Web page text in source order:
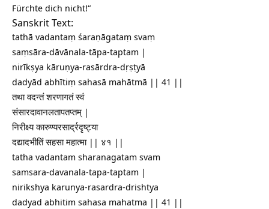
Fürchte dich nicht!“
Sanskrit Text:
tathā vadantaṃ śaraṇāgataṃ svaṃ
saṃsāra-dāvānala-tāpa-taptam |
nirīkṣya kāruṇya-rasārdra-dṛṣṭyā
dadyād abhītiṃ sahasā mahātmā || 41 ||
तथा वदन्तं शरणागतं स्वं
संसारदावानलतापतप्तम् |
निरीक्ष्य कारुण्यरसार्द्रदृष्ट्या
दद्यादभीतिं सहसा महात्मा || ४१ ||
tatha vadantam sharanagatam svam
samsara-davanala-tapa-taptam |
nirikshya karunya-rasardra-drishtya
dadyad abhitim sahasa mahatma || 41 ||